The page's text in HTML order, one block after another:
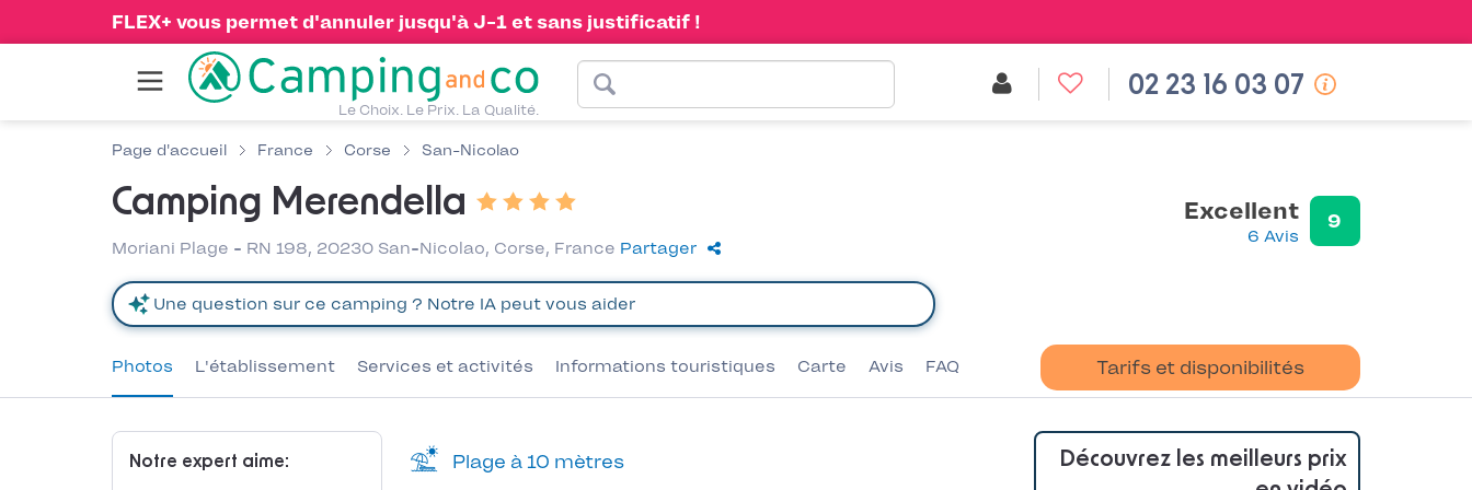
FLEX+ vous permet d'annuler jusqu'à J-1 et sans justificatif !
Le Choix. Le Prix. La Qualité.
02 23 16 03 07
Page d'accueil France Corse San-Nicolao
Camping Merendella
Moriani Plage - RN 198, 20230 San-Nicolao, Corse, France Partager
Excellent
6 Avis
9
Photos L'établissement Services et activités Informations touristiques Carte Avis FAQ Tarifs et disponibilités
Notre expert aime: Plage à 10 mètres
Découvrez les meilleurs prix